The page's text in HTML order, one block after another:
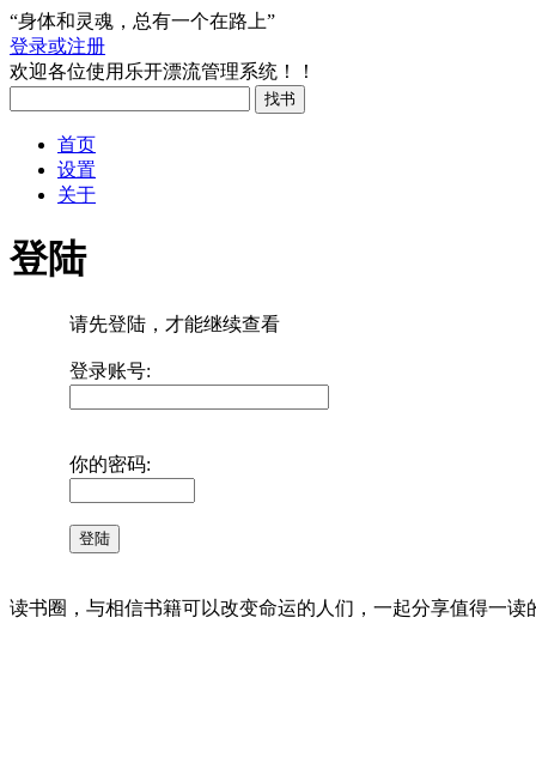
“身体和灵魂，总有一个在路上”
登录或注册
欢迎各位使用乐开漂流管理系统！！
首页
设置
关于
登陆
请先登陆，才能继续查看
登录账号:
你的密码:
读书圈，与相信书籍可以改变命运的人们，一起分享值得一读